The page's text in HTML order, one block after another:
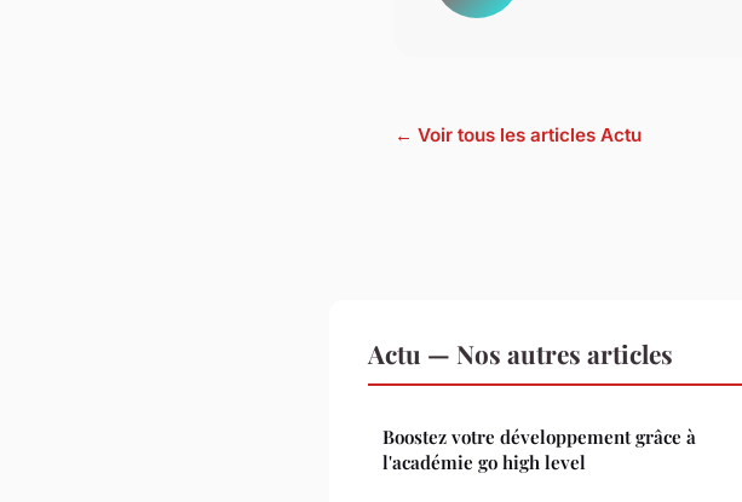
← Voir tous les articles Actu
Actu — Nos autres articles
Boostez votre développement grâce à
l'académie go high level